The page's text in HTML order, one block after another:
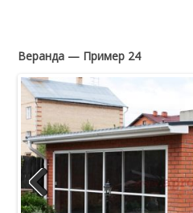
Веранда — Пример 24
Previous